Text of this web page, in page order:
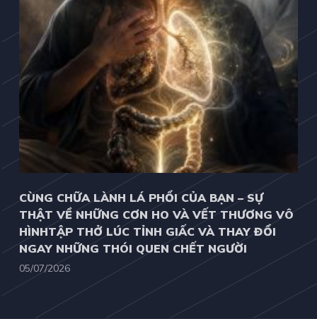
CÙNG CHỮA LÀNH LÁ PHỔI CỦA BẠN – SỰ
THẬT VỀ NHỮNG CƠN HO VÀ VẾT THƯƠNG VÔ
HÌNHTẬP THỞ LÚC TỈNH GIẤC VÀ THAY ĐỔI
NGAY NHỮNG THÓI QUEN CHẾT NGƯỜI
05/07/2026